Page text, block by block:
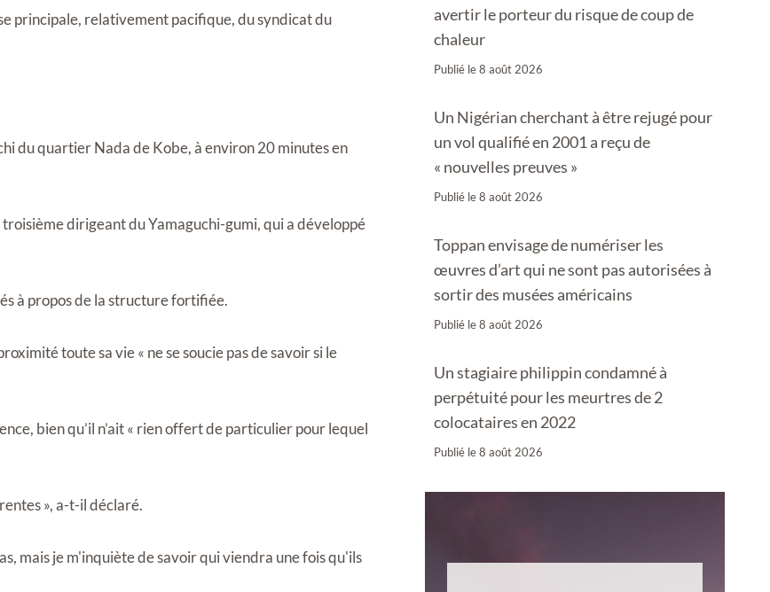
principale, relativement pacifique, du syndicat du
du quartier Nada de Kobe, à environ 20 minutes en
dirigeant du Yamaguchi-gumi, qui a développé
à propos de la structure fortifiée.
toute sa vie « ne se soucie pas de savoir si le
bien qu’il n’ait « rien offert de particulier pour lequel
», a-t-il déclaré.
mais je m'inquiète de savoir qui viendra une fois qu'ils
avertir le porteur du risque de coup de
chaleur
Publié le8 août 2026
Un Nigérian cherchant à être rejugé pour
un vol qualifié en 2001 a reçu de
« nouvelles preuves »
Publié le8 août 2026
Toppan envisage de numériser les
œuvres d’art qui ne sont pas autorisées à
sortir des musées américains
Publié le8 août 2026
Un stagiaire philippin condamné à
perpétuité pour les meurtres de 2
colocataires en 2022
Publié le8 août 2026